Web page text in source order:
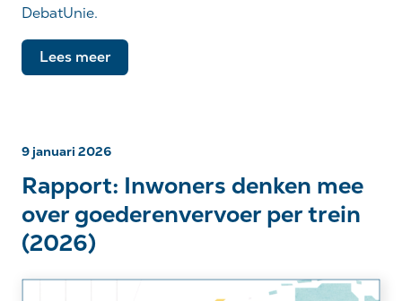
DebatUnie.
Lees meer
9 januari 2026
Rapport: Inwoners denken mee
over goederenvervoer per trein
(2026)